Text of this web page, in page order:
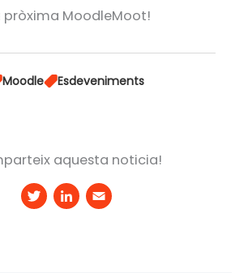
pròxima MoodleMoot!
Moodle Esdeveniments
aquesta noticia!
T Li